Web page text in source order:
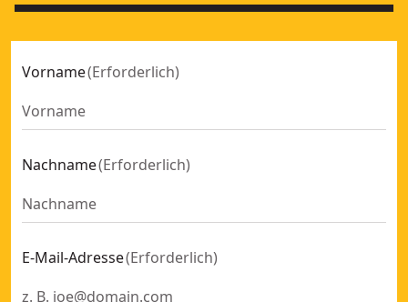
Vorname(Erforderlich)
Nachname(Erforderlich)
E-Mail-Adresse(Erforderlich)